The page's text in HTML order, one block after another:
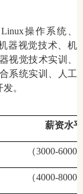
操作系统、
器视觉技术、机
视觉技术实训、
系统实训、人工
。
薪资水
（3000-
（4000-